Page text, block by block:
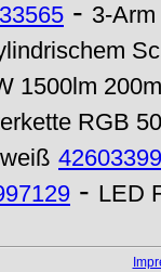
- 3-
1500lm
RGB
- LED